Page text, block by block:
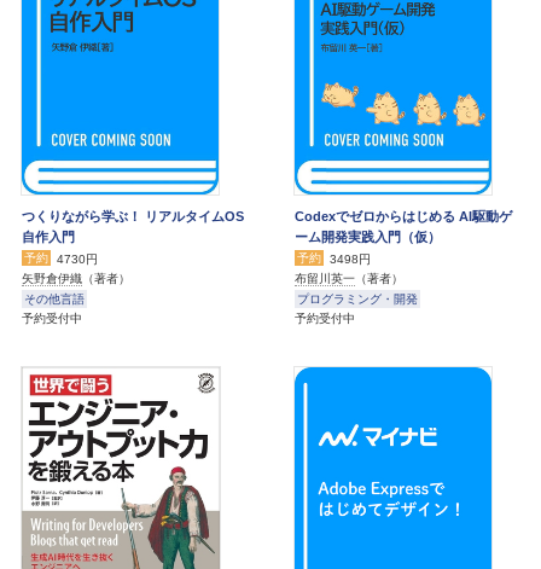
つくりながら学ぶ！ リアルタイムOS
自作入門
予約
4730円
矢野倉伊織 （著者）
その他言語
予約受付中
Codexでゼロからはじめる AI駆動ゲ
ーム開発実践入門（仮）
予約
3498円
布留川英一 （著者）
プログラミング・開発
予約受付中